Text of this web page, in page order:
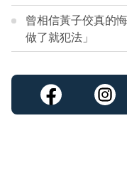
曾相信黃子佼真的
做了就犯法」